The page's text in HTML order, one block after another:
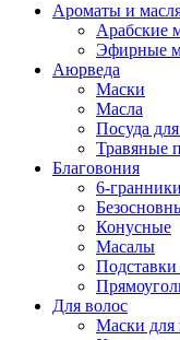
Ароматы и
Арабские
Эфирные
Аюрведа
Маски
Масла
Посуда
Травяные
Благовония
6-гранники
Конусные
Масалы
Для волос
Маски для